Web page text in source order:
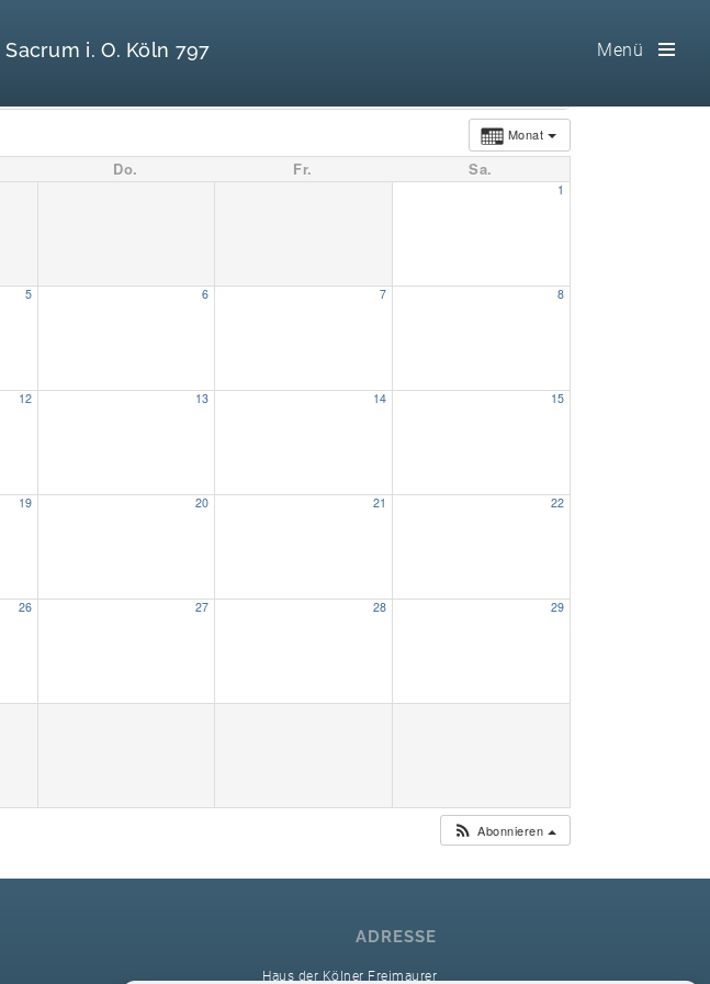
i. O. Köln 797 Menü
Monat
Do. Fr. Sa.
1
5 6 7 8
12 13 14 15
19 20 21 22
26 27 28 29
Abonnieren
ADRESSE
Haus der Kölner Freimaurer